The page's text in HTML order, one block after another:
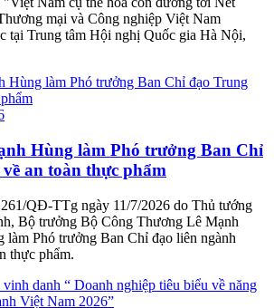
mại và Công nghiệp Việt Nam
tại Trung tâm Hội nghị Quốc gia Hà Nội,
Hùng làm Phó trưởng Ban Chỉ
an toàn thực phẩm
QĐ-TTg ngày 11/7/2026 do Thủ tướng
Bộ trưởng Bộ Công Thương Lê Mạnh
làm Phó trưởng Ban Chỉ đạo liên ngành
thực phẩm.